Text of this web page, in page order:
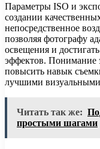
Параметры ISO и
создании
непосредственное
позволяя фотографу
освещения и
эффектов. Понимание
повысить навык
лучшими визуальными
Читать так же:
простыми шагами